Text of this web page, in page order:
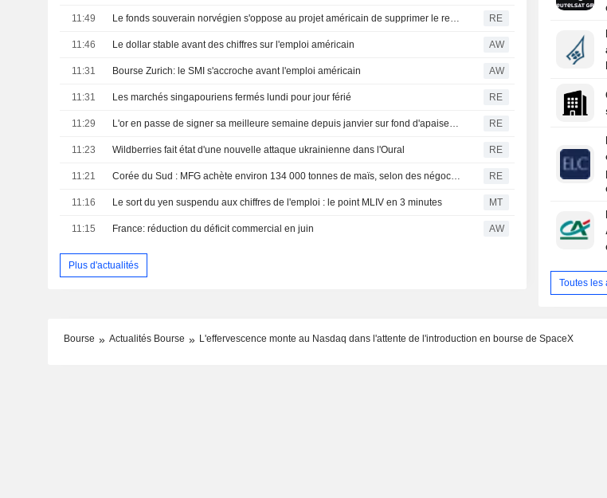
11:49 Le fonds souverain norvégien s'oppose au projet américain de supprimer le reporting climatique des entreprises RE
11:46 Le dollar stable avant des chiffres sur l'emploi américain AW
11:31 Bourse Zurich: le SMI s'accroche avant l'emploi américain AW
11:31 Les marchés singapouriens fermés lundi pour jour férié RE
11:29 L'or en passe de signer sa meilleure semaine depuis janvier sur fond d'apaisement des craintes inflationnistes RE
11:23 Wildberries fait état d'une nouvelle attaque ukrainienne dans l'Oural RE
11:21 Corée du Sud : MFG achète environ 134 000 tonnes de maïs, selon des négociants RE
11:16 Le sort du yen suspendu aux chiffres de l'emploi : le point MLIV en 3 minutes MT
11:15 France: réduction du déficit commercial en juin AW
Plus d'actualités
Toutes les
Bourse Actualités Bourse L'effervescence monte au Nasdaq dans l'attente de l'introduction en bourse de SpaceX